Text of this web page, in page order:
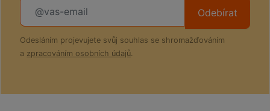
Odebírat
Odesláním projevujete svůj souhlas se shromažďováním
a zpracováním osobních údajů.